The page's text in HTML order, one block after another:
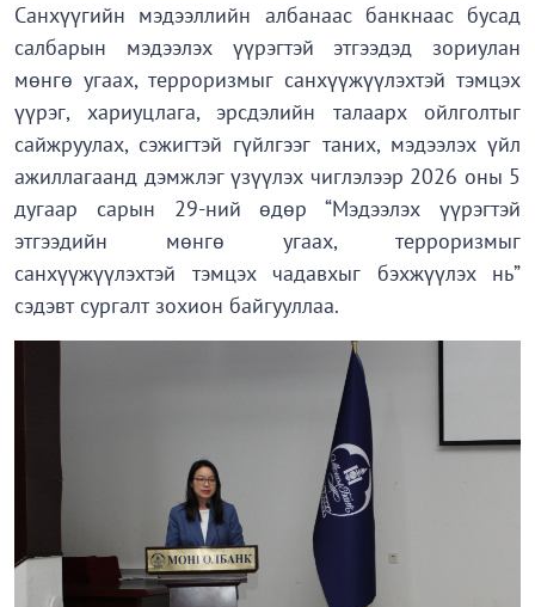
Санхүүгийн мэдээллийн албанаас банкнаас бусад
салбарын мэдээлэх үүрэгтэй этгээдэд зориулан
мөнгө угаах, терроризмыг санхүүжүүлэхтэй тэмцэх
үүрэг, хариуцлага, эрсдэлийн талаарх ойлголтыг
сайжруулах, сэжигтэй гүйлгээг таних, мэдээлэх үйл
ажиллагаанд дэмжлэг үзүүлэх чиглэлээр 2026 оны 5
дугаар сарын 29-ний өдөр “Мэдээлэх үүрэгтэй
этгээдийн мөнгө угаах, терроризмыг
санхүүжүүлэхтэй тэмцэх чадавхыг бэхжүүлэх нь”
сэдэвт сургалт зохион байгууллаа.